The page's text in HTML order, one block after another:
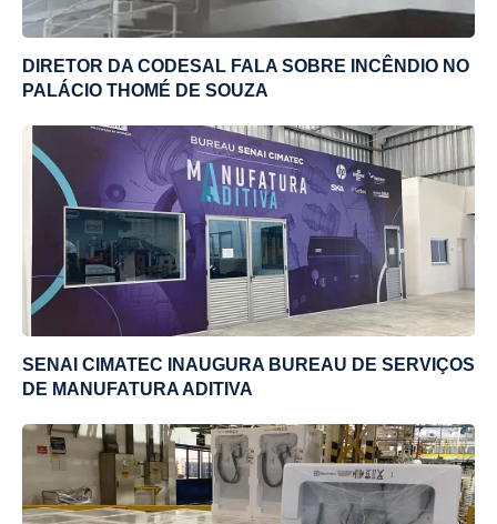
DIRETOR DA CODESAL FALA SOBRE INCÊNDIO NO
PALÁCIO THOMÉ DE SOUZA
SENAI CIMATEC INAUGURA BUREAU DE SERVIÇOS
DE MANUFATURA ADITIVA